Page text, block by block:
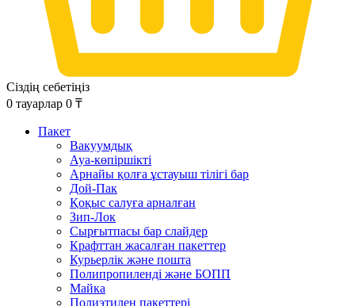
Сіздің себетіңіз
0 тауарлар 0 ₸
Пакет
Вакуумдық
Ауа-көпіршікті
Арнайы қолға ұстауыш тілігі бар
Дой-Пак
Қоқыс салуға арналған
Зип-Лок
Сырғытпасы бар слайдер
Крафттан жасалған пакеттер
Курьерлік және пошта
Полипропиленді және БОПП
Майка
Полиэтилен пакеттері